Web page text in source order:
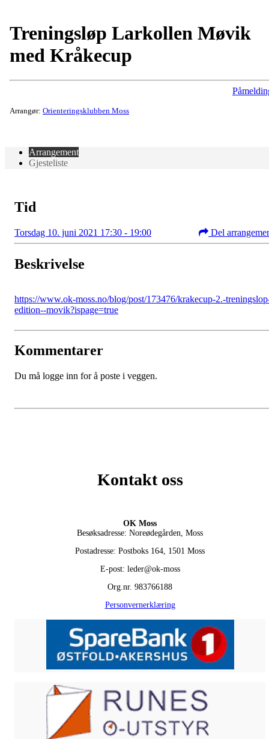
Treningsløp Larkollen Møvik
med Kråkecup
Arrangør: Orienteringsklubben Moss
Arrangement
Gjesteliste
Tid
Torsdag 10. juni 2021 17:30 - 19:00 Del
Beskrivelse
https://www.ok-moss.no/blog/post/173476/krakecup-2.-
edition--movik?ispage=true
Kommentarer
Du må logge inn for å poste i veggen.
Kontakt oss
OK Moss
Besøksadresse: Noreødegården, Moss
Postadresse: Postboks 164, 1501 Moss
E-post: leder@ok-moss
Org.nr. 983766188
Personvernerklæring